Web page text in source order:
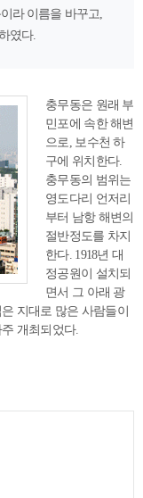
라 이름을 바꾸고,
였다.
충무동은 원래 부
민포에 속한 해변
으로, 보수천 하
구에 위치한다.
충무동의 범위는
영도다리 언저리
부터 남항 해변의
절반정도를 차지
한다. 1918년 대
정공원이 설치되
면서 그 아래 광
지대로 많은 사람들이
개최되었다.